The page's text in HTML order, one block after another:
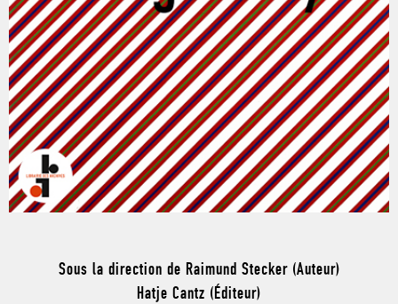
Sous la direction de Raimund Stecker (Auteur)
Hatje Cantz (Éditeur)